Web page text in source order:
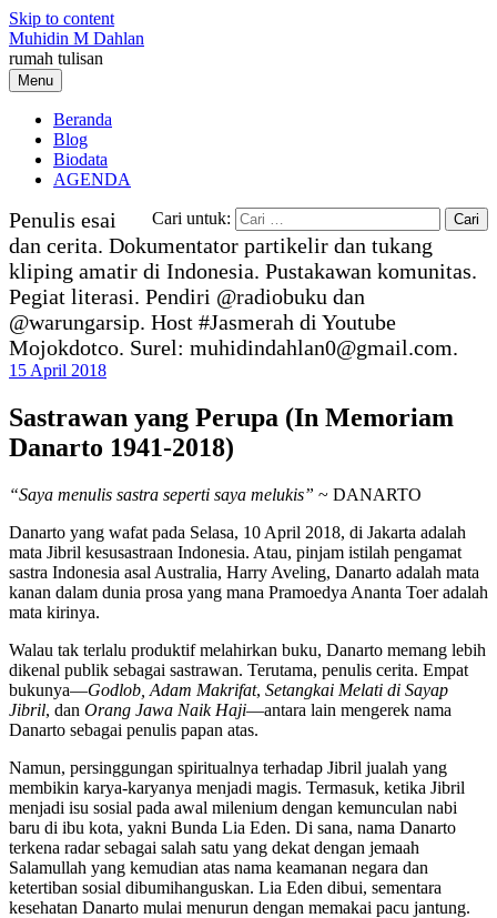
Skip to content
Muhidin M Dahlan
rumah tulisan
Menu
Beranda
Blog
Biodata
AGENDA
Cari untuk:
Penulis esai
dan cerita. Dokumentator partikelir dan tukang
kliping amatir di Indonesia. Pustakawan komunitas.
Pegiat literasi. Pendiri @radiobuku dan
@warungarsip. Host #Jasmerah di Youtube
Mojokdotco. Surel: muhidindahlan0@gmail.com.
15 April 2018
Sastrawan yang Perupa (In Memoriam
Danarto 1941-2018)
“Saya menulis sastra seperti saya melukis” ~ DANARTO
Danarto yang wafat pada Selasa, 10 April 2018, di Jakarta adalah
mata Jibril kesusastraan Indonesia. Atau, pinjam istilah pengamat
sastra Indonesia asal Australia, Harry Aveling, Danarto adalah mata
kanan dalam dunia prosa yang mana Pramoedya Ananta Toer adalah
mata kirinya.
Walau tak terlalu produktif melahirkan buku, Danarto memang lebih
dikenal publik sebagai sastrawan. Terutama, penulis cerita. Empat
bukunya—Godlob, Adam Makrifat, Setangkai Melati di Sayap
Jibril, dan Orang Jawa Naik Haji—antara lain mengerek nama
Danarto sebagai penulis papan atas.
Namun, persinggungan spiritualnya terhadap Jibril jualah yang
membikin karya-karyanya menjadi magis. Termasuk, ketika Jibril
menjadi isu sosial pada awal milenium dengan kemunculan nabi
baru di ibu kota, yakni Bunda Lia Eden. Di sana, nama Danarto
terkena radar sebagai salah satu yang dekat dengan jemaah
Salamullah yang kemudian atas nama keamanan negara dan
ketertiban sosial dibumihanguskan. Lia Eden dibui, sementara
kesehatan Danarto mulai menurun dengan memakai pacu jantung.